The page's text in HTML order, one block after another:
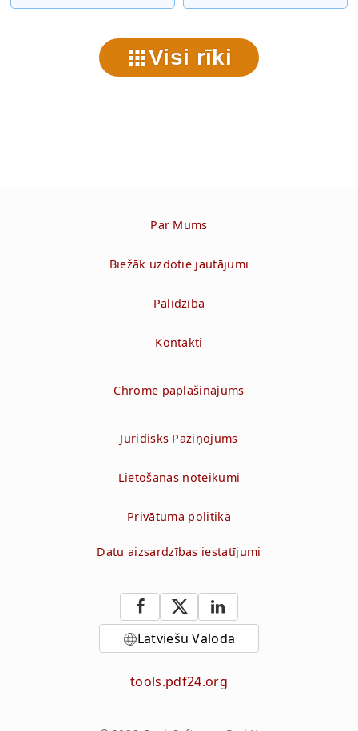
Visi rīki
Par Mums
Biežāk uzdotie jautājumi
Palīdzība
Kontakti
Chrome paplašinājums
Juridisks Paziņojums
Lietošanas noteikumi
Privātuma politika
Datu aizsardzības iestatījumi
Latviešu Valoda
tools.pdf24.org